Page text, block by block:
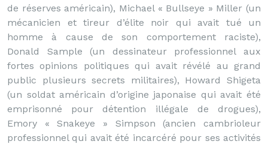
de réserves américain), Michael « Bullseye » Miller (un
mécanicien et tireur d’élite noir qui avait tué un
homme à cause de son comportement raciste),
Donald Sample (un dessinateur professionnel aux
fortes opinions politiques qui avait révélé au grand
public plusieurs secrets militaires), Howard Shigeta
(un soldat américain d’origine japonaise qui avait été
emprisonné pour détention illégale de drogues),
Emory « Snakeye » Simpson (ancien cambrioleur
professionnel qui avait été incarcéré pour ses activités